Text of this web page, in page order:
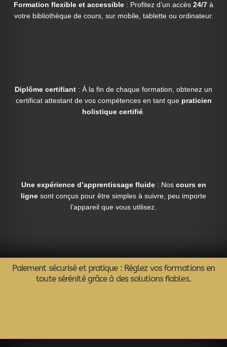
Formation flexible et accessible : Profitez d’un accès 24/7 à
votre bibliothèque de cours, sur mobile, tablette ou ordinateur.
Diplôme certifiant : À la fin de chaque formation, obtenez un
certificat attestant de vos compétences en tant que praticien
holistique certifié
Une expérience d’apprentissage fluide: Nos cours en
ligne sont conçus pour être simples à suivre, peu importe
l’appareil que vous utilisez.
Paiement sécurisé et pratique : Réglez vos formations en
toute sérénité grâce à des solutions fiables.